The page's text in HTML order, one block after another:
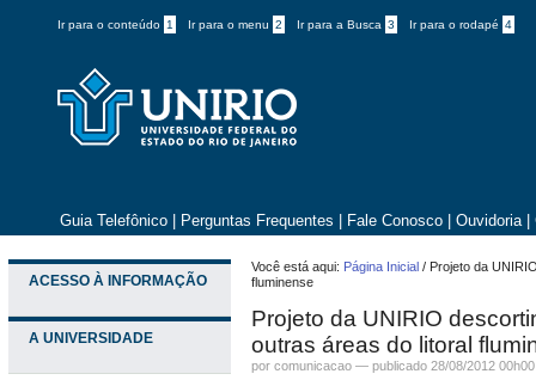
Ir para o conteúdo 1 Ir para o menu 2 Ir para a Busca 3 Ir para o rodapé 4
Guia Telefônico Perguntas Frequentes Fale Conosco Ouvidoria
ACESSO À INFORMAÇÃO
A UNIVERSIDADE
Você está aqui: Página Inicial / Projeto da
fluminense
Projeto da UNIRIO
outras áreas do litoral
por comunicacao —publicado 28/08/2012